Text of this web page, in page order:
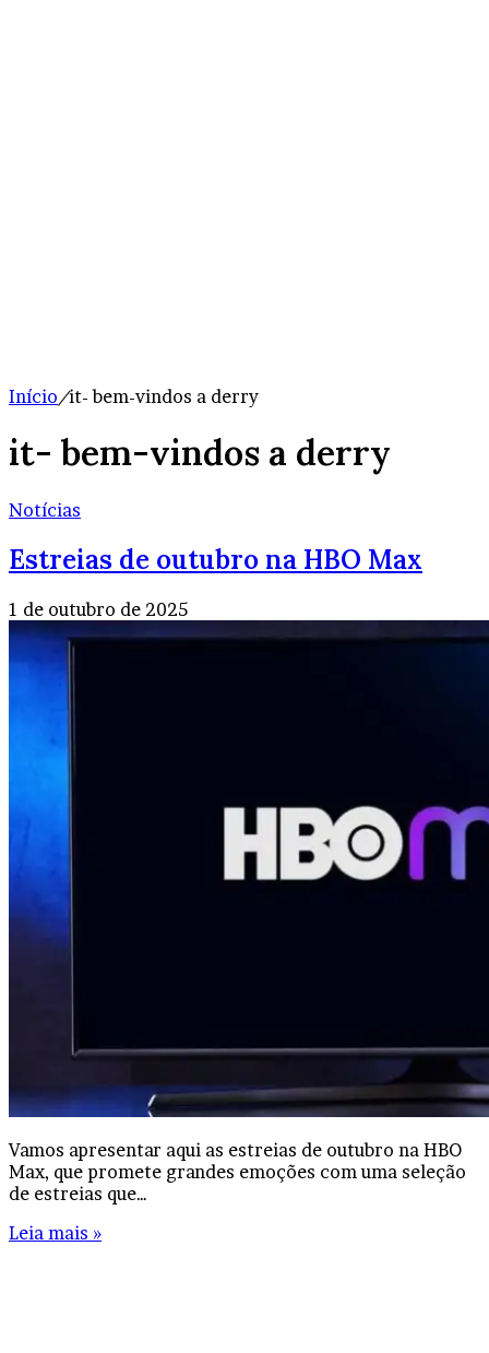
Início/it- bem-vindos a derry
it- bem-vindos a derry
Notícias
Estreias de outubro na HBO Max
1 de outubro de 2025
Vamos apresentar aqui as estreias de outubro na HBO
Max, que promete grandes emoções com uma seleção
de estreias que…
Leia mais »